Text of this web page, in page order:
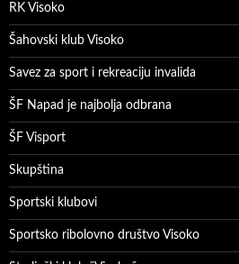
RK Visoko
Šahovski klub Visoko
Savez za sport i rekreaciju invalida
ŠF Napad je najbolja odbrana
ŠF Visport
Skupština
Sportski klubovi
Sportsko ribolovno društvo Visoko